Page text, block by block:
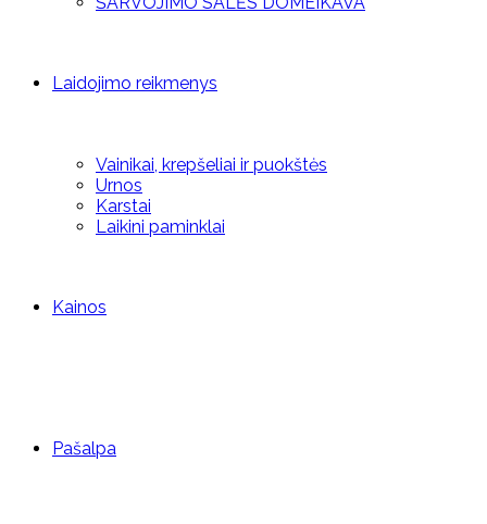
Laidojimo reikmenys
Vainikai, krepšeliai ir puokštės
Urnos
Karstai
Laikini paminklai
Kainos
Pašalpa